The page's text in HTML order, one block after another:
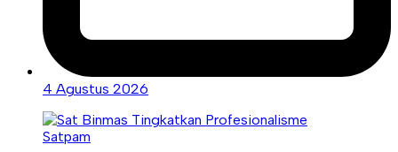
4 Agustus 2026